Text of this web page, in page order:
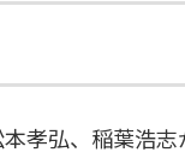
孝弘、稲葉浩